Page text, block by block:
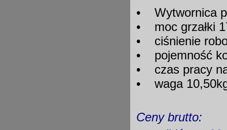
• Wytwornica
• moc grzałki
• ciśnienie
• pojemność
• czas pracy na
• waga
Ceny brutto: